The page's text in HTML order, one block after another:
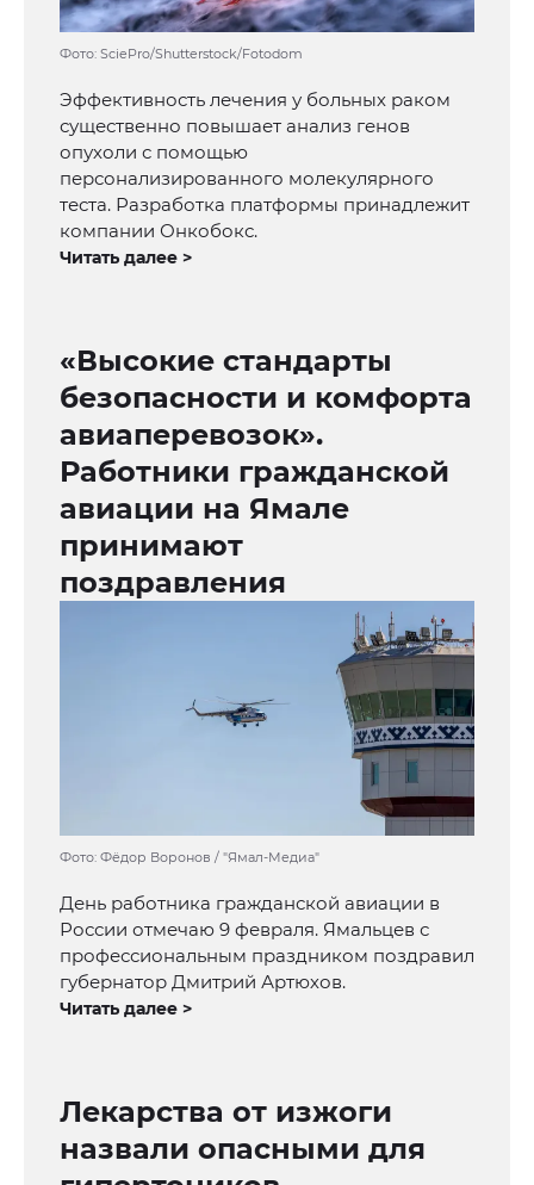
Фото: SciePro/Shutterstock/Fotodom
Эффективность лечения у больных раком
существенно повышает анализ генов
опухоли с помощью
персонализированного молекулярного
теста. Разработка платформы принадлежит
компании Онкобокс.
Читать далее >
«Высокие стандарты
безопасности и комфорта
авиаперевозок».
Работники гражданской
авиации на Ямале
принимают
поздравления
Фото: Фёдор Воронов / "Ямал-Медиа"
День работника гражданской авиации в
России отмечаю 9 февраля. Ямальцев с
профессиональным праздником поздравил
губернатор Дмитрий Артюхов.
Читать далее >
Лекарства от изжоги
назвали опасными для